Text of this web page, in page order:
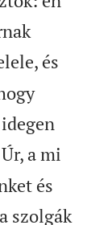
és
a mi
és
szolgák